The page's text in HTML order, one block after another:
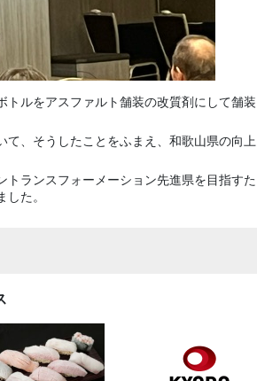
ルをアスファルト舗装の改質剤にして舗装
、そうしたことをふまえ、和歌山県の向上
ランスフォーメーション先進県を目指すた
た。